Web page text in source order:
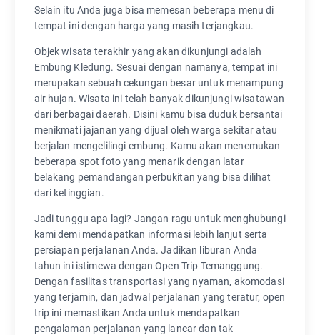
Selain itu Anda juga bisa memesan beberapa menu di
tempat ini dengan harga yang masih terjangkau.
Objek wisata terakhir yang akan dikunjungi adalah
Embung Kledung. Sesuai dengan namanya, tempat ini
merupakan sebuah cekungan besar untuk menampung
air hujan. Wisata ini telah banyak dikunjungi wisatawan
dari berbagai daerah. Disini kamu bisa duduk bersantai
menikmati jajanan yang dijual oleh warga sekitar atau
berjalan mengelilingi embung. Kamu akan menemukan
beberapa spot foto yang menarik dengan latar
belakang pemandangan perbukitan yang bisa dilihat
dari ketinggian.
Jadi tunggu apa lagi? Jangan ragu untuk menghubungi
kami demi mendapatkan informasi lebih lanjut serta
persiapan perjalanan Anda. Jadikan liburan Anda
tahun ini istimewa dengan Open Trip Temanggung.
Dengan fasilitas transportasi yang nyaman, akomodasi
yang terjamin, dan jadwal perjalanan yang teratur, open
trip ini memastikan Anda untuk mendapatkan
pengalaman perjalanan yang lancar dan tak